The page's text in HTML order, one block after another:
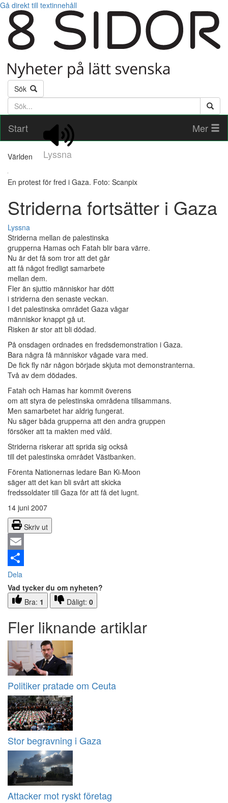
Gå direkt till textinnehåll
Sök
Söktext
Start
Lyssna
Mer
Världen
En protest för fred i Gaza. Foto: Scanpix
Striderna fortsätter i Gaza
Lyssna
Striderna mellan de palestinska
grupperna Hamas och Fatah blir bara värre.
Nu är det få som tror att det går
att få något fredligt samarbete
mellan dem.
Fler än sjuttio människor har dött
i striderna den senaste veckan.
I det palestinska området Gaza vågar
människor knappt gå ut.
Risken är stor att bli dödad.
På onsdagen ordnades en fredsdemonstration i Gaza.
Bara några få människor vågade vara med.
De fick fly när någon började skjuta mot demonstranterna.
Två av dem dödades.
Fatah och Hamas har kommit överens
om att styra de pelestinska områdena tillsammans.
Men samarbetet har aldrig fungerat.
Nu säger båda grupperna att den andra gruppen
försöker att ta makten med våld.
Striderna riskerar att sprida sig också
till det palestinska området Västbanken.
Förenta Nationernas ledare Ban Ki-Moon
säger att det kan bli svårt att skicka
fredssoldater till Gaza för att få det lugnt.
14 juni 2007
Skriv ut
Email
Dela
Vad tycker du om nyheten?
Bra: 1 Dåligt: 0
Fler liknande artiklar
Politiker pratade om Ceuta
Stor begravning i Gaza
Attacker mot ryskt företag